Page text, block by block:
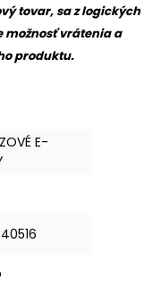
tovar, sa z logických
vrátenia a
produktu.
E-